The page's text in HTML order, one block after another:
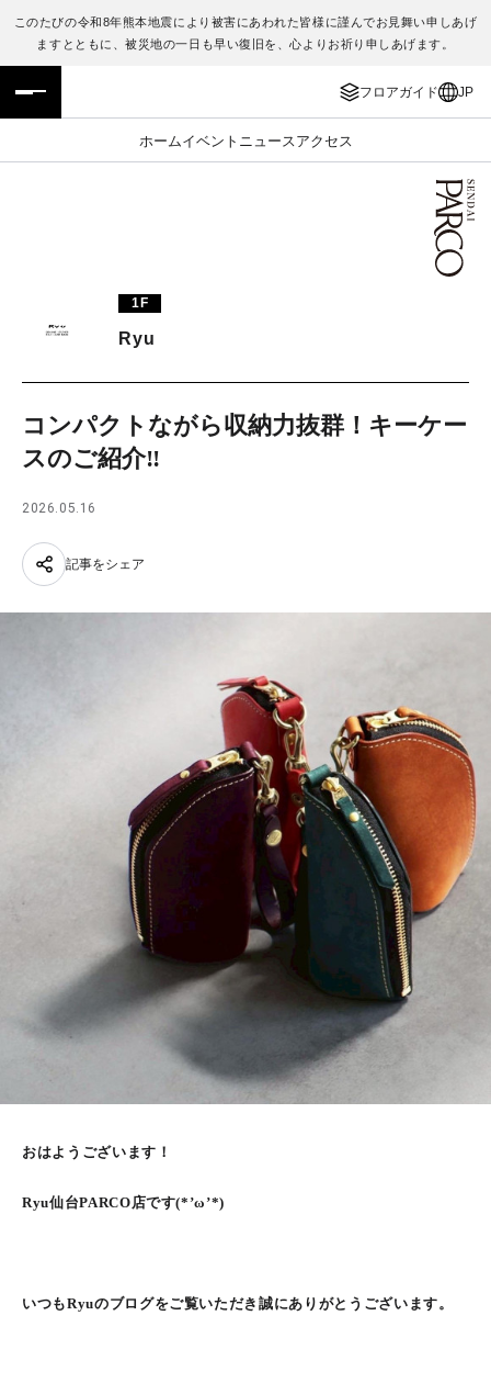
このたびの令和8年熊本地震により被害にあわれた皆様に謹んでお見舞い申しあげ
ますとともに、被災地の一日も早い復旧を、心よりお祈り申しあげます。
フロアガイド JP
ホームイベント ニュース アクセス
フロアガイド
施設案内・アクセス
TAX FREE
JP
ENGLISH
繁体字
日本語
1F
Ryu
コンパクトながら収納力抜群！キーケー
スのご紹介‼
2026.05.16
記事をシェア
おはようございます！
Ryu仙台PARCO店です(*’ω’*)
いつもRyuのブログをご覧いただき誠にありがとうございます。